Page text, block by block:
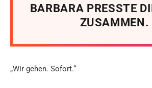
BARBARA PRESSTE
ZUSAMMEN.
„Wir gehen. Sofort.“